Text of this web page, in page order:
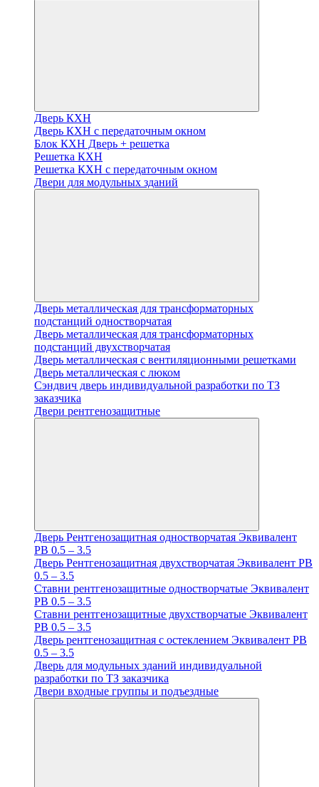
Дверь КХН
Дверь КХН с передаточным окном
Блок КХН Дверь + решетка
Решетка КХН
Решетка КХН с передаточным окном
Двери для модульных зданий
Дверь металлическая для трансформаторных
подстанций одностворчатая
Дверь металлическая для трансформаторных
подстанций двухстворчатая
Дверь металлическая с вентиляционными решетками
Дверь металлическая с люком
Cэндвич дверь индивидуальной разработки по ТЗ
заказчика
Двери рентгенозащитные
Дверь Рентгенозащитная одностворчатая Эквивалент
PB 0.5 – 3.5
Дверь Рентгенозащитная двухстворчатая Эквивалент PB
0.5 – 3.5
Ставни рентгенозащитные одностворчатые Эквивалент
PB 0.5 – 3.5
Ставни рентгенозащитные двухстворчатые Эквивалент
PB 0.5 – 3.5
Дверь рентгенозащитная с остеклением Эквивалент PB
0.5 – 3.5
Дверь для модульных зданий индивидуальной
разработки по ТЗ заказчика
Двери входные группы и подъездные